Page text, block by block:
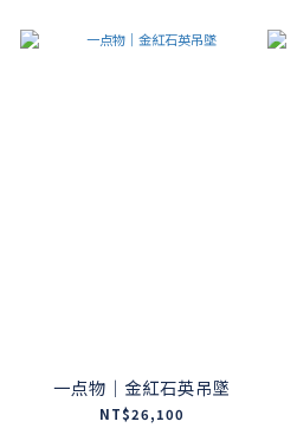
一点物｜金紅石英吊墜
NT$26,100